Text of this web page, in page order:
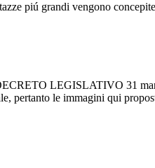
piú grandi vengono
LEGISLATIVO 31
pertanto le immagini qui